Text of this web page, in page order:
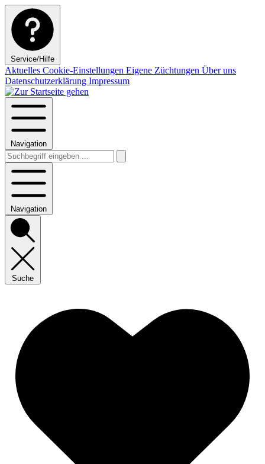
Service/Hilfe
Aktuelles Cookie-Einstellungen Eigene Züchtungen Über uns
Datenschutzerklärung Impressum
Navigation
Navigation
Suche